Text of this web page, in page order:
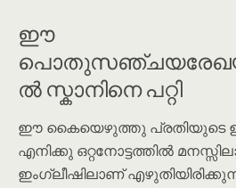
ഈ
ൽ സ്കാനിനെ പറ്റി
ഈ കൈയെഴുത്തു പ്രതിയുടെ
എനിക്കു ഒറ്റനോട്ടത്തിൽ
ഇംഗ്ലീഷിലാണ്